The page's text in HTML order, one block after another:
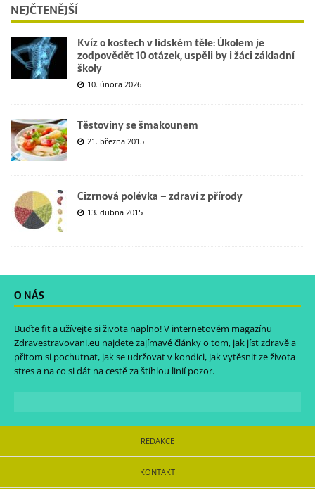
NEJČTENĚJŠÍ
Kvíz o kostech v lidském těle: Úkolem je
zodpovědět 10 otázek, uspěli by i žáci základní
školy
10. února 2026
Těstoviny se šmakounem
21. března 2015
Cizrnová polévka – zdraví z přírody
13. dubna 2015
O NÁS
Buďte fit a užívejte si života naplno! V internetovém magazínu
Zdravestravovani.eu najdete zajímavé články o tom, jak jíst zdravě a
přitom si pochutnat, jak se udržovat v kondici, jak vytěsnit ze života
stres a na co si dát na cestě za štíhlou linií pozor.
REDAKCE
KONTAKT